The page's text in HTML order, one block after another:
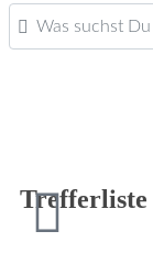
Was suchst Du ?